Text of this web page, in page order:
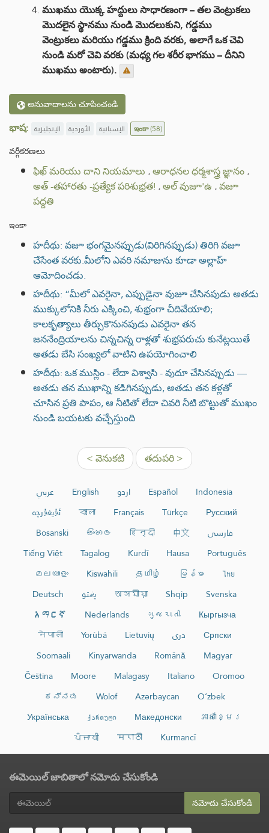
ముఖము యొక్క హద్దులు సాధారణంగా – తల వెంట్రుకలు
మొదలైన స్థానము నుండి మొదలుకుని, గడ్డము
వెంట్రుకలు మరియు గడ్డము క్రింది వరకు, అలాగే ఒక చెవి
నుండి మరో చెవి వరకు (మధ్య గల శరీర భాగము – దీనిని
ముఖము అంటారు).
అనువాదాలను చూపించండి
భాష: الإنجليزية الأوردية الإسبانية ఇంకా(58)
వర్గీకరణలు
ఫిఖ్ మరియు దాని నియమాలు .ఆరాధనల ధర్మశాస్త్ర జ్ఞానం.
అత్ -తహారతు -ప్రత్యేక పరిశుభ్రత! .అల్ వుజూ'ఉ.వజూ
పద్దతి
ఇంకా
హదీథు: వజూ భంగమైనప్పుడు(విరిగినప్పుడు) తిరిగి వజూ
చేసేంత వరకు.మీలోని ఎవరి నమాజును కూడా అల్లాహ్
ఆమోదించడు.
హదీథు: “మీలో ఎవరైనా, ఎప్పుడైనా వుజూ చేసినపుడు అతడు
ముక్కులోనికి నీరు ఎక్కించి, శుభ్రంగా చీదివేయాలి;
కాలకృత్యాలు తీర్చుకొనునపుడు ఎవరైనా తన
జననేంద్రియాలను చిన్నచిన్న రాళ్లతో శుభ్రపరుచు కునేట్లయితే
అతడు బేసి సంఖ్యలో వాటిని ఉపయోగించాలి
హదీథు: ఒక ముస్లిం - లేదా విశ్వాసి - వుదూ చేసినప్పుడు —
అతడు తన ముఖాన్ని కడిగినప్పుడు, అతడు తన కళ్లతో
చూసిన ప్రతి పాపం, ఆ నీటితో లేదా చివరి నీటి బొట్టుతో ముఖం
నుండి బయటకు వచ్చేస్తుంది
< వెనుకటి తదుపరి >
عربي English اردو Español
Indonesia
ئۇيغۇرچە
বাংলা Français Türkçe
Русский
Bosanski
සිංහල हिन्दी 中文
فارسی
Tiếng Việt
Tagalog Kurdî Hausa
Português
മലയാളം
Kiswahili தமிழ் မြန်မာ
ไทย
Deutsch
پښتو অসমীয়া Shqip
Svenska
አማርኛ
Nederlands ગુજરાતી
Кыргызча
नेपाली
Yorùbá Lietuvių دری
Српски
Soomaali
Kinyarwanda Română
Magyar
Čeština
Moore Malagasy Italiano
Oromoo
ಕನ್ನಡ
Wolof Azərbaycan
O‘zbek
Українська
ქართული Македонски
ភាសាខ្មែរ
ਪੰਜਾਬੀ
मराठी Kurmancî
ఈమెయిల్ జాబితాలో నమోదు చేసుకోండి
నమోదు చేసుకోండి